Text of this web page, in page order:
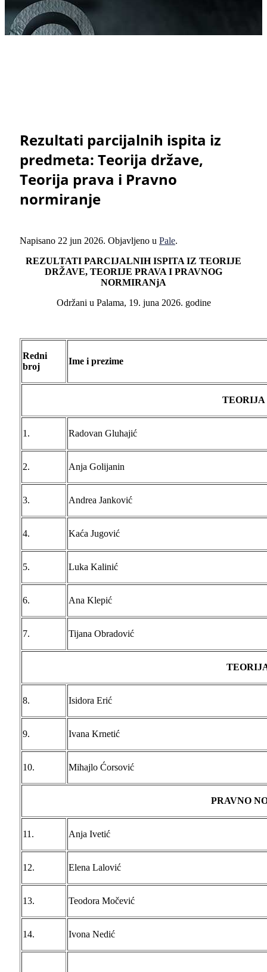
Rezultati parcijalnih ispita iz
predmeta: Teorija države,
Teorija prava i Pravno
normiranje
Napisano 22 jun 2026. Objavljeno u Pale.
REZULTATI PARCIJALNIH ISPITA IZ TEORIJE
DRŽAVE, TEORIJE PRAVA I PRAVNOG
NORMIRANjA
Održani u Palama, 19. juna 2026. godine
Redni
broj
Ime i prezime
TEORIJA
1. Radovan Gluhajić
2. Anja Golijanin
3. Andrea Janković
4. Kaća Jugović
5. Luka Kalinić
6. Ana Klepić
7. Tijana Obradović
8. Isidora Erić
9. Ivana Krnetić
10. Mihajlo Ćorsović
PRAVNO
11. Anja Ivetić
12. Elena Lalović
13. Teodora Močević
14. Ivona Nedić